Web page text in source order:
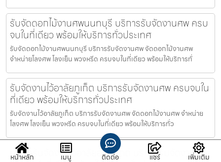
รับจัดดอกไม้งานศพนนทบุรี บริการรับจัดงานศพ ครบ
จบในที่เดียว พร้อมให้บริการทั่วประเทศ
รับจัดดอกไม้งานศพนนทบุรี บริการรับจัดงานศพ จัดดอกไม้งานศพ
จำหน่ายโลงศพ โลงเย็น พวงหรีด ครบจบในที่เดียว พร้อมให้บริการทั่
รับจัดงานไว้อาลัยภูเก็ต บริการรับจัดงานศพ ครบจบใน
ที่เดียว พร้อมให้บริการทั่วประเทศ
รับจัดงานไว้อาลัยภูเก็ต บริการรับจัดงานศพ จัดดอกไม้งานศพ จำหน่าย
โลงศพ โลงเย็น พวงหรีด ครบจบในที่เดียว พร้อมให้บริการทั่ว
บริษัทรับจัดงานไว้อาลัยอุตรดิตถ์ บริการรับจัดงานศพ
หน้าหลัก เมนู ติดต่อ แชร์ เพิ่มเติม